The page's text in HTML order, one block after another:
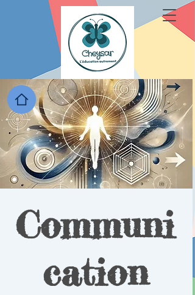
Communi
cation